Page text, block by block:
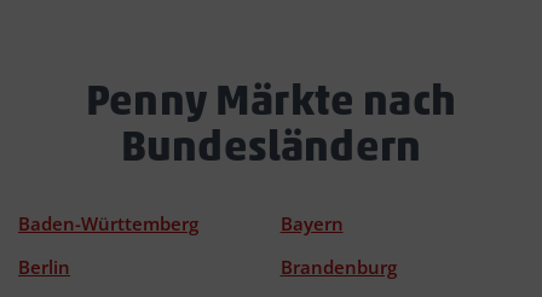
Penny Märkte nach
Bundesländern
Baden-Württemberg
Bayern
Berlin
Brandenburg